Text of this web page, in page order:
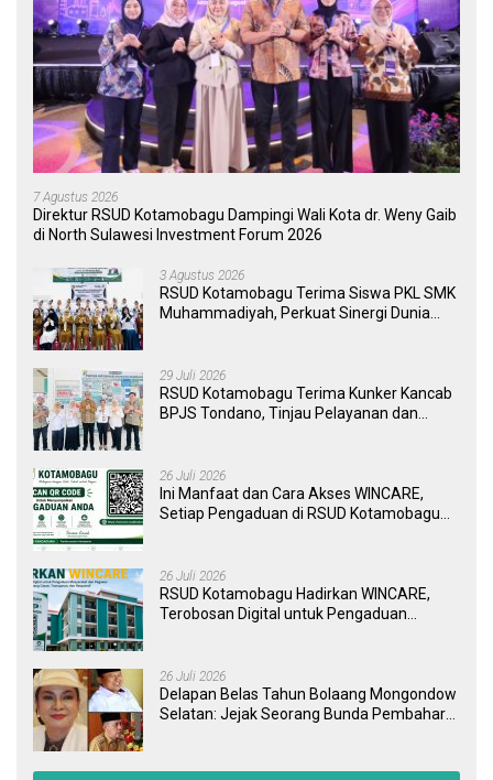
7 Agustus 2026
Direktur RSUD Kotamobagu Dampingi Wali Kota dr. Weny Gaib
di North Sulawesi Investment Forum 2026
3 Agustus 2026
RSUD Kotamobagu Terima Siswa PKL SMK
Muhammadiyah, Perkuat Sinergi Dunia
29 Juli 2026
RSUD Kotamobagu Terima Kunker Kancab
BPJS Tondano, Tinjau Pelayanan dan
26 Juli 2026
Ini Manfaat dan Cara Akses WINCARE,
Setiap Pengaduan di RSUD Kotamobagu
26 Juli 2026
RSUD Kotamobagu Hadirkan WINCARE,
Terobosan Digital untuk Pengaduan
26 Juli 2026
Delapan Belas Tahun Bolaang Mongondow
Selatan: Jejak Seorang Bunda Pembaharu